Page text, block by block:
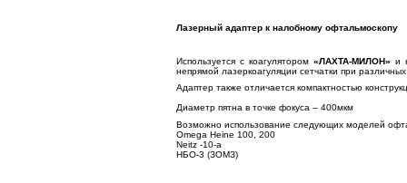
Лазерный адаптер к налобному офтальмоскопу
Используется с коагулятором «ЛАХТА-МИЛОН» и
непрямой лазеркоагуляции сетчатки при
Адаптер также отличается компактностью
Диаметр пятна в точке фокуса – 400мкм
Возможно использование следующих моделей
Omega Heine 100, 200
Neitz -10-а
НБО-3 (ЗОМЗ)